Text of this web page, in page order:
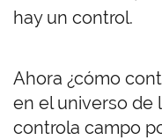
hay un control.
Ahora ¿cómo
en el universo de
controla campo